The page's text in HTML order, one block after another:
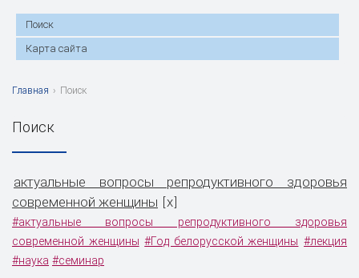
Поиск
Карта сайта
Главная › Поиск
Поиск
актуальные вопросы репродуктивного здоровья
современной женщины x
#актуальные вопросы репродуктивного здоровья
современной женщины #Год белорусской женщины #лекция
#наука #семинар